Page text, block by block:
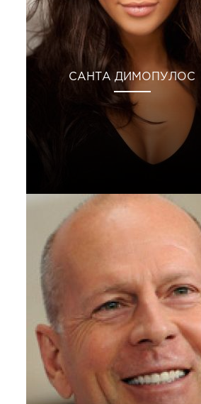
САНТА ДИМОПУЛОС